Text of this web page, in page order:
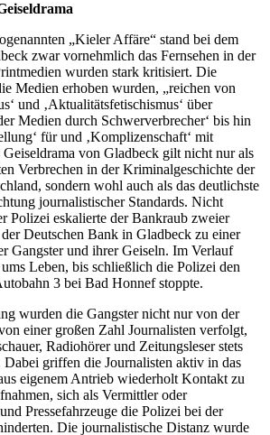
„Kieler Affäre“ stand bei dem
zwar vornehmlich das Fernsehen in der
wurden stark kritisiert. Die
Medien erhoben wurden, „reichen von
und ‚Aktualitätsfetischismus‘ über
Medien durch Schwerverbrecher‘ bis hin
für und ‚Komplizenschaft‘ mit
Geiseldrama von Gladbeck gilt nicht nur als
Verbrechen in der Kriminalgeschichte der
sondern wohl auch als das deutlichste
journalistischer Standards. Nicht
Polizei eskalierte der Bankraub zweier
Deutschen Bank in Gladbeck zu einer
Gangster und ihrer Geiseln. Im Verlauf
Leben, bis schließlich die Polizei den
3 bei Bad Honnef stoppte.
wurden die Gangster nicht nur von der
einer großen Zahl Journalisten verfolgt,
Radiohörer und Zeitungsleser stets
Dabei griffen die Journalisten aktiv in das
eigenem Antrieb wiederholt Kontakt zu
sich als Vermittler oder
Pressefahrzeuge die Polizei bei der
Die journalistische Distanz wurde